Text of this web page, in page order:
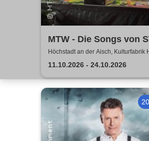
MTW - Die Songs von
Höchstadt an der Aisch, Kulturfabrik
11.10.2026 - 24.10.2026